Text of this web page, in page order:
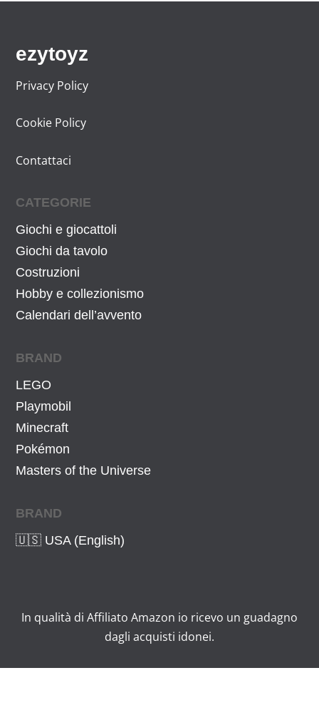
ezytoyz
Privacy Policy
Cookie Policy
Contattaci
CATEGORIE
Giochi e giocattoli
Giochi da tavolo
Costruzioni
Hobby e collezionismo
Calendari dell’avvento
BRAND
LEGO
Playmobil
Minecraft
Pokémon
Masters of the Universe
BRAND
🇺🇸 USA (English)
In qualità di Affiliato Amazon io ricevo un guadagno
dagli acquisti idonei.